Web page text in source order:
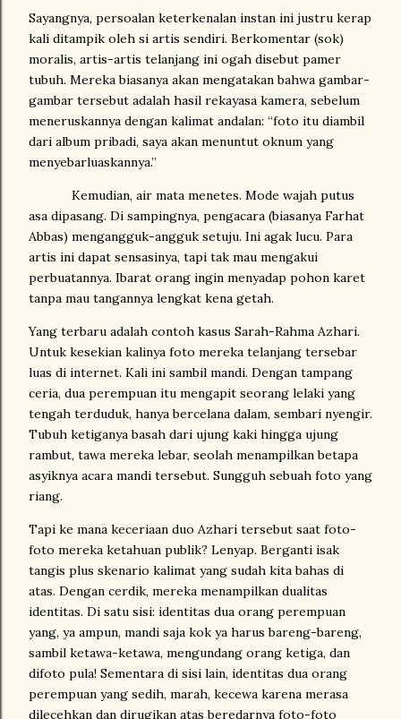
Sayangnya, persoalan keterkenalan instan ini justru kerap
kali ditampik oleh si artis sendiri. Berkomentar (sok)
moralis, artis-artis telanjang ini ogah disebut pamer
tubuh. Mereka biasanya akan mengatakan bahwa gambar-
gambar tersebut adalah hasil rekayasa kamera, sebelum
meneruskannya dengan kalimat andalan: “foto itu diambil
dari album pribadi, saya akan menuntut oknum yang
menyebarluaskannya.”
Kemudian, air mata menetes. Mode wajah putus
asa dipasang. Di sampingnya, pengacara (biasanya Farhat
Abbas) mengangguk-angguk setuju. Ini agak lucu. Para
artis ini dapat sensasinya, tapi tak mau mengakui
perbuatannya. Ibarat orang ingin menyadap pohon karet
tanpa mau tangannya lengkat kena getah.
Yang terbaru adalah contoh kasus Sarah-Rahma Azhari.
Untuk kesekian kalinya foto mereka telanjang tersebar
luas di internet. Kali ini sambil mandi. Dengan tampang
ceria, dua perempuan itu mengapit seorang lelaki yang
tengah terduduk, hanya bercelana dalam, sembari nyengir.
Tubuh ketiganya basah dari ujung kaki hingga ujung
rambut, tawa mereka lebar, seolah menampilkan betapa
asyiknya acara mandi tersebut. Sungguh sebuah foto yang
riang.
Tapi ke mana keceriaan duo Azhari tersebut saat foto-
foto mereka ketahuan publik? Lenyap. Berganti isak
tangis plus skenario kalimat yang sudah kita bahas di
atas. Dengan cerdik, mereka menampilkan dualitas
identitas. Di satu sisi: identitas dua orang perempuan
yang, ya ampun, mandi saja kok ya harus bareng-bareng,
sambil ketawa-ketawa, mengundang orang ketiga, dan
difoto pula! Sementara di sisi lain, identitas dua orang
perempuan yang sedih, marah, kecewa karena merasa
dilecehkan dan dirugikan atas beredarnya foto-foto